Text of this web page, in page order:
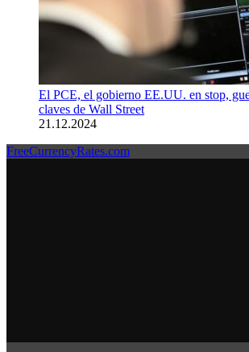
El PCE, el gobierno EE.UU. en stop,
claves de Wall Street
21.12.2024
FreeCurrencyRates.com